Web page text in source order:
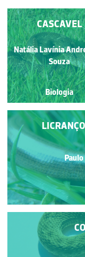
COBRA-
JUVENIL
Paulo Talhadas dos
Biologia
CASCAVEL
Natália Lavínia
Souza
Biologia